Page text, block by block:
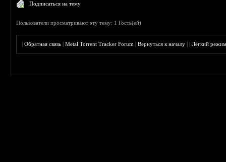
Подписаться на тему
Пользователи просматривают эту тему: 1 Гость(ей)
|Обратная связь |Metal Torrent Tracker Forum |Вернуться к началу ||Лёгкий